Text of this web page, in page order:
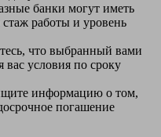
банки могут иметь
работы и уровень
что выбранный вами
вас условия по сроку
информацию о том,
погашение